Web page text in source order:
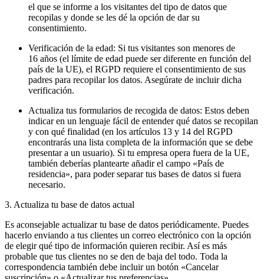
el que se informe a los visitantes del tipo de datos que
recopilas y donde se les dé la opción de dar su
consentimiento.
Verificación de la edad: Si tus visitantes son menores de
16 años (el límite de edad puede ser diferente en función del
país de la UE), el RGPD requiere el consentimiento de sus
padres para recopilar los datos. Asegúrate de incluir dicha
verificación.
Actualiza tus formularios de recogida de datos: Estos deben
indicar en un lenguaje fácil de entender qué datos se recopilan
y con qué finalidad (en los artículos 13 y 14 del RGPD
encontrarás una lista completa de la información que se debe
presentar a un usuario). Si tu empresa opera fuera de la UE,
también deberías plantearte añadir el campo «País de
residencia», para poder separar tus bases de datos si fuera
necesario.
3. Actualiza tu base de datos actual
Es aconsejable actualizar tu base de datos periódicamente. Puedes
hacerlo enviando a tus clientes un correo electrónico con la opción
de elegir qué tipo de información quieren recibir. Así es más
probable que tus clientes no se den de baja del todo. Toda la
correspondencia también debe incluir un botón «Cancelar